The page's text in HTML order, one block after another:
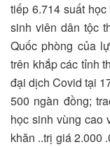
tiếp 6.714 suất
sinh viên dân tộc
Quốc phòng của
trên khắp các tỉnh
đại dịch Covid tại
500 ngàn đồng;
học sinh vùng cao
khăn ..trị giá 2.000